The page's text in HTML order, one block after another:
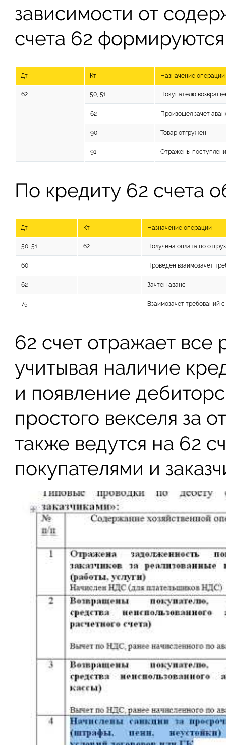
зависимости от
счета 62
Дт Кт Назначение операции
62 50, 51 Покупателю
62 Произошел зачет
90 Товар отгружен
91 Отражены
По кредиту 62 счета
Дт Кт Назначение операции
50, 51 62 Получена оплата по
60 Проведен взаимозачет
62 Зачтен аванс
75 Взаимозачет требований
62 счет отражает все
учитывая наличие
и появление
простого векселя за
также ведутся на 62
покупателями и